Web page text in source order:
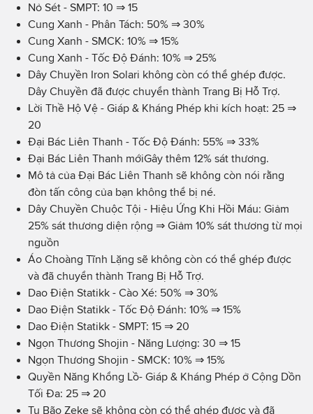
Nỏ Sét - SMPT: 10 ⇒ 15
Cung Xanh - Phân Tách: 50% ⇒ 30%
Cung Xanh - SMCK: 10% ⇒ 15%
Cung Xanh - Tốc Độ Đánh: 10% ⇒ 25%
Dây Chuyền Iron Solari không còn có thể ghép được.
Dây Chuyền đã được chuyển thành Trang Bị Hỗ Trợ.
Lời Thề Hộ Vệ - Giáp & Kháng Phép khi kích hoạt: 25 ⇒
20
Đại Bác Liên Thanh - Tốc Độ Đánh: 55% ⇒ 33%
Đại Bác Liên Thanh mớiGây thêm 12% sát thương.
Mô tả của Đại Bác Liên Thanh sẽ không còn nói rằng
đòn tấn công của bạn không thể bị né.
Dây Chuyền Chuộc Tội - Hiệu Ứng Khi Hồi Máu: Giảm
25% sát thương diện rộng ⇒ Giảm 10% sát thương từ mọi
nguồn
Áo Choàng Tĩnh Lặng sẽ không còn có thể ghép được
và đã chuyển thành Trang Bị Hỗ Trợ.
Dao Điện Statikk - Cào Xé: 50% ⇒ 30%
Dao Điện Statikk - Tốc Độ Đánh: 10% ⇒ 15%
Dao Điện Statikk - SMPT: 15 ⇒ 20
Ngọn Thương Shojin - Năng Lượng: 30 ⇒ 15
Ngọn Thương Shojin - SMCK: 10% ⇒ 15%
Quyền Năng Khổng Lồ- Giáp & Kháng Phép ở Cộng Dồn
Tối Đa: 25 ⇒ 20
Tụ Bão Zeke sẽ không còn có thể ghép được và đã